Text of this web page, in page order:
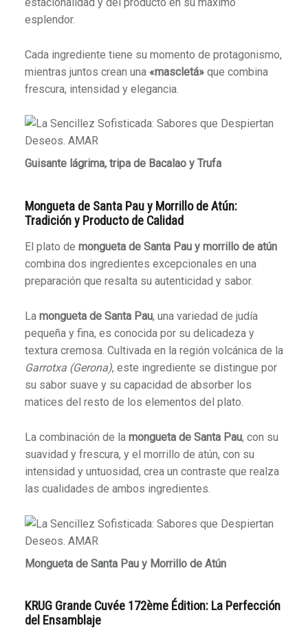
esplendor.
Cada ingrediente tiene su momento de protagonismo,
mientras juntos crean una «mascletá»que combina
frescura, intensidad y elegancia.
Guisante lágrima, tripa de Bacalao y Trufa
Mongueta de Santa Pau y Morrillo de Atún:
Tradición y Producto de Calidad
El plato de mongueta de Santa Pau y morrillo de atún
combina dos ingredientes excepcionales en una
preparación que resalta su autenticidad y sabor.
La mongueta de Santa Pau, una variedad de judía
pequeña y fina, es conocida por su delicadeza y
textura cremosa. Cultivada en la región volcánica de la
Garrotxa (Gerona), este ingrediente se distingue por
su sabor suave y su capacidad de absorber los
matices del resto de los elementos del plato.
La combinación de la mongueta de Santa Pau, con su
suavidad y frescura, y el morrillo de atún, con su
intensidad y untuosidad, crea un contraste que realza
las cualidades de ambos ingredientes.
Mongueta de Santa Pau y Morrillo de Atún
KRUG Grande Cuvée 172ème Édition: La Perfección
del Ensamblaje